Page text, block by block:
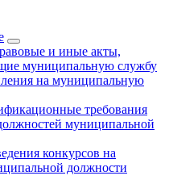
и иные акты,
муниципальную службу
на муниципальную
требования
муниципальной
конкурсов на
должности